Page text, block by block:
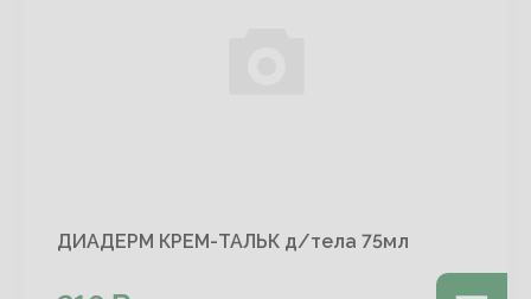
ДИАДЕРМ КРЕМ-ТАЛЬК д/тела 75мл